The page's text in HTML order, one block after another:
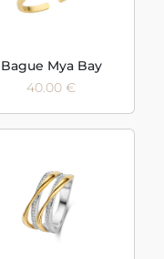
Bague Mya Bay
40.00 €